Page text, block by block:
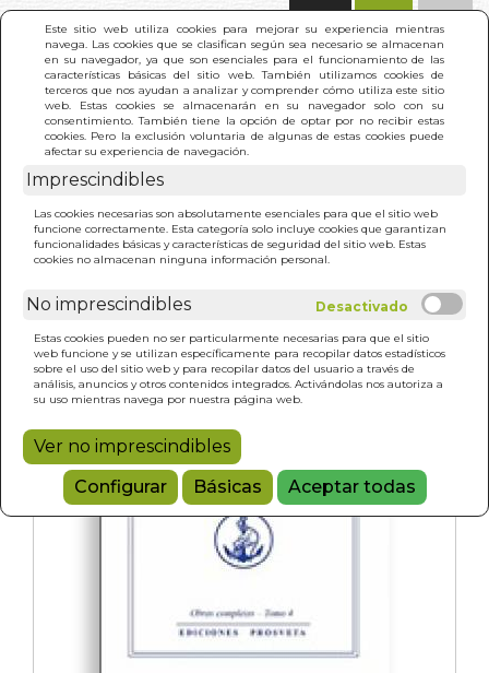
Este sitio web utiliza cookies para mejorar su experiencia mientras
navega. Las cookies que se clasifican según sea necesario se almacenan
en su navegador, ya que son esenciales para el funcionamiento de las
características básicas del sitio web. También utilizamos cookies de
terceros que nos ayudan a analizar y comprender cómo utiliza este sitio
web. Estas cookies se almacenarán en su navegador solo con su
consentimiento. También tiene la opción de optar por no recibir estas
cookies. Pero la exclusión voluntaria de algunas de estas cookies puede
afectar su experiencia de navegación.
Imprescindibles
Las cookies necesarias son absolutamente esenciales para que el sitio web
funcione correctamente. Esta categoría solo incluye cookies que garantizan
funcionalidades básicas y características de seguridad del sitio web. Estas
cookies no almacenan ninguna información personal.
No imprescindibles
Estas cookies pueden no ser particularmente necesarias para que el sitio
web funcione y se utilizan específicamente para recopilar datos estadísticos
sobre el uso del sitio web y para recopilar datos del usuario a través de
análisis, anuncios y otros contenidos integrados. Activándolas nos autoriza a
su uso mientras navega por nuestra página web.
Ver no imprescindibles
Configurar
Básicas Aceptar todas
INICIO >